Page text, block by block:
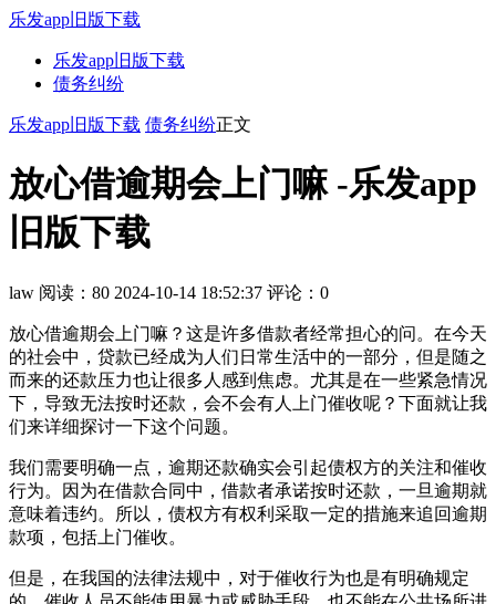
乐发app旧版下载
乐发app旧版下载
债务纠纷
乐发app旧版下载 债务纠纷正文
放心借逾期会上门嘛 -乐发app
旧版下载
law 阅读：80 2024-10-14 18:52:37 评论：0
放心借逾期会上门嘛？这是许多借款者经常担心的问。在今天
的社会中，贷款已经成为人们日常生活中的一部分，但是随之
而来的还款压力也让很多人感到焦虑。尤其是在一些紧急情况
下，导致无法按时还款，会不会有人上门催收呢？下面就让我
们来详细探讨一下这个问题。
我们需要明确一点，逾期还款确实会引起债权方的关注和催收
行为。因为在借款合同中，借款者承诺按时还款，一旦逾期就
意味着违约。所以，债权方有权利采取一定的措施来追回逾期
款项，包括上门催收。
但是，在我国的法律法规中，对于催收行为也是有明确规定